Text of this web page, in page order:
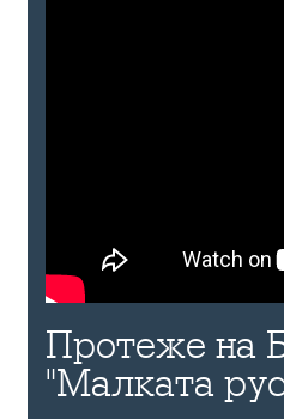
Протеже на
"Малката